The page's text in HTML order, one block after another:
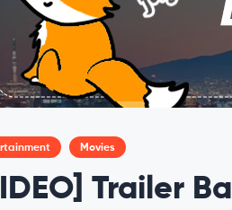
Movies
Trailer